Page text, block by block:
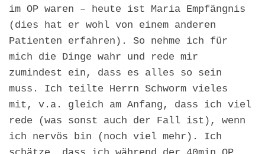
im OP waren – heute ist Maria Empfängnis
(dies hat er wohl von einem anderen
Patienten erfahren). So nehme ich für
mich die Dinge wahr und rede mir
zumindest ein, dass es alles so sein
muss. Ich teilte Herrn Schworm vieles
mit, v.a. gleich am Anfang, dass ich viel
rede (was sonst auch der Fall ist), wenn
ich nervös bin (noch viel mehr). Ich